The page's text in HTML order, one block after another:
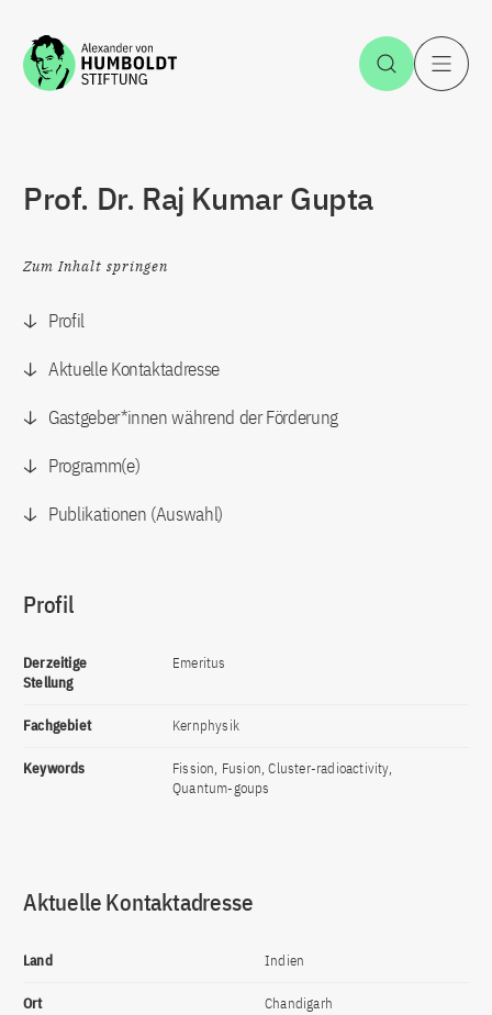
Zum Inhalt springen Suche
Prof. Dr. Raj Kumar Gupta
Zum Inhalt springen
Profil
Aktuelle Kontaktadresse
Gastgeber*innen während der Förderung
Programm(e)
Publikationen (Auswahl)
Profil
Derzeitige
Stellung
Emeritus
Fachgebiet Kernphysik
Keywords
Fission, Fusion, Cluster-radioactivity,
Quantum-goups
Aktuelle Kontaktadresse
Land Indien
Ort Chandigarh